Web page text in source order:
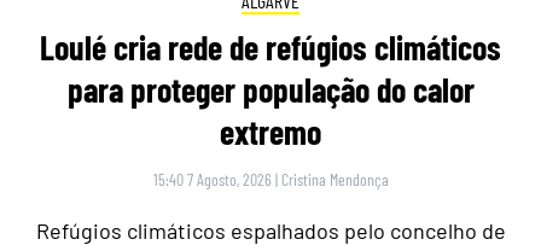
Loulé cria rede de refúgios climáticos
para proteger população do calor
extremo
15:40 7 Agosto, 2026 | Cristina Mendonça
Refúgios climáticos espalhados pelo concelho de